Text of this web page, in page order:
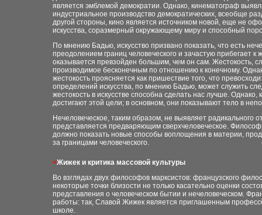
является эмблемой демократии. Однако, кинематограф
индустриальное производство демократических, всеобще
другой стороны, кино является источником новой, еще не
искусства, соразмерный окружающему миру и способный
По мнению Бадью, искусство призвано показать, что есть
преодолением границ человеческого и зачастую прибегает
оказывается превзойден большим, чем он сам. Жестокость,
производимое бесконечным по отношению к конечному.
жестокость проясняется как пришествие того, что
определений искусства, по мнению Бадью, может служить
жестокость в искусстве способна сделать нас лучше.
достигают этой цели; в основном, они показывают тело в
Нечеловеческое, таким образом, не выявляет радикального
представляется предваряющим сверхчеловеческое. Философ
должно показать новые способы воплощения в материи,
за границами человеческого.
<Жижек и критика массовой культуры
Во взглядах двух философов марксистов: французского
некоторые точки близости не только касательно оценки
представления о человеческом бытии и нечеловеческом.
работы: так, Славой Жижек является приглашенным
школе.